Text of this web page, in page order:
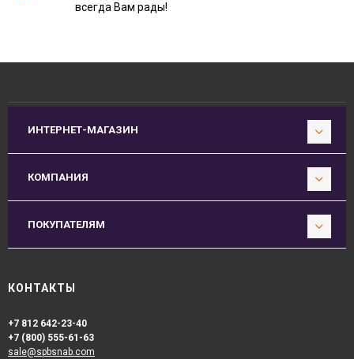
всегда Вам рады!
ИНТЕРНЕТ-МАГАЗИН
КОМПАНИЯ
ПОКУПАТЕЛЯМ
КОНТАКТЫ
+7 812 642-23-40
+7 (800) 555-61-63
sale@spbsnab.com